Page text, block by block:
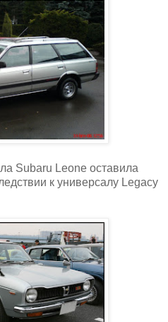
Subaru Leone оставила
к универсалу Legacy